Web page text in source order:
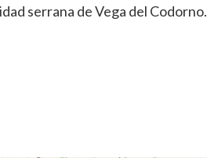
serrana de Vega del Codorno.